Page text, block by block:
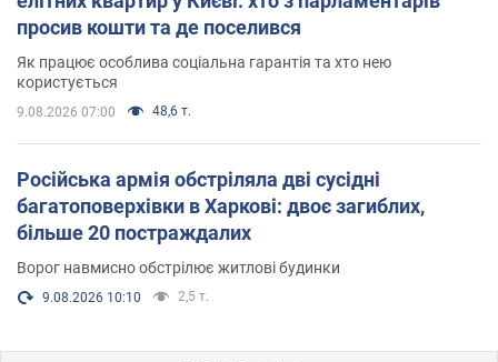
просив кошти та де поселився
Як працює особлива соціальна гарантія та хто нею
користується
9.08.2026 07:00 48,6 т.
Російська армія обстріляла дві сусідні
багатоповерхівки в Харкові: двоє загиблих,
більше 20 постраждалих
Ворог навмисно обстрілює житлові будинки
9.08.2026 10:10 2,5 т.